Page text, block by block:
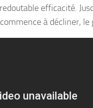
efficacité.
commence à décliner, le